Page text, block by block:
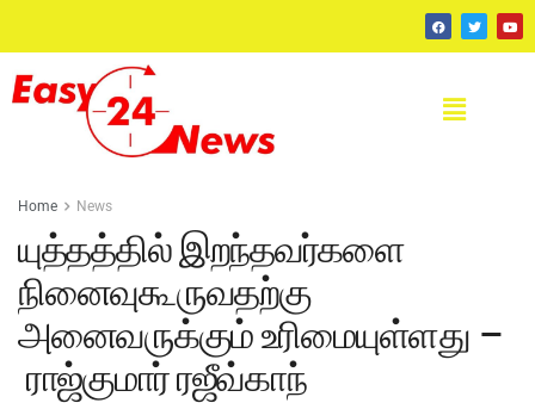
Home News
யுத்தத்தில் இறந்தவர்களை
நினைவுகூருவதற்கு
அனைவருக்கும் உரிமையுள்ளது –
ராஜ்குமார் ரஜீவ்காந்